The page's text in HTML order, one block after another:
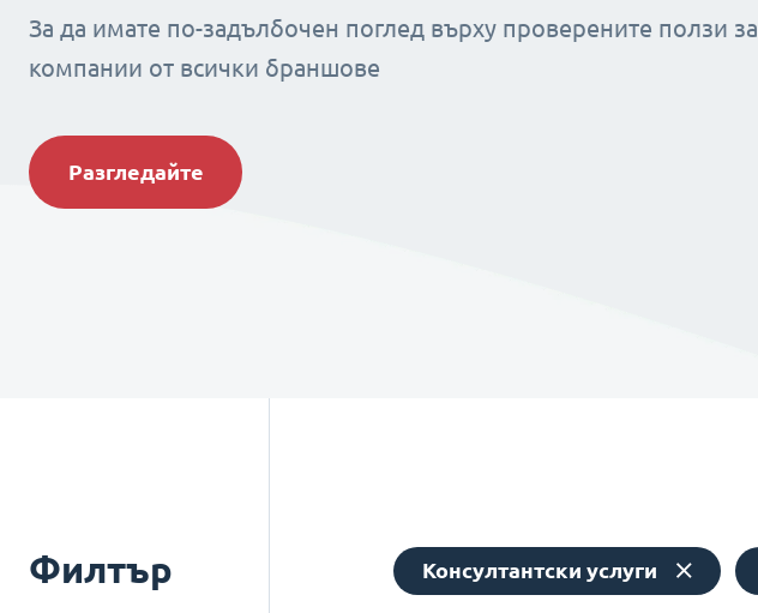
За да имате по-задълбочен поглед върху проверените ползи за
компании от всички браншове
Разгледайте
Филтър Консултантски услуги